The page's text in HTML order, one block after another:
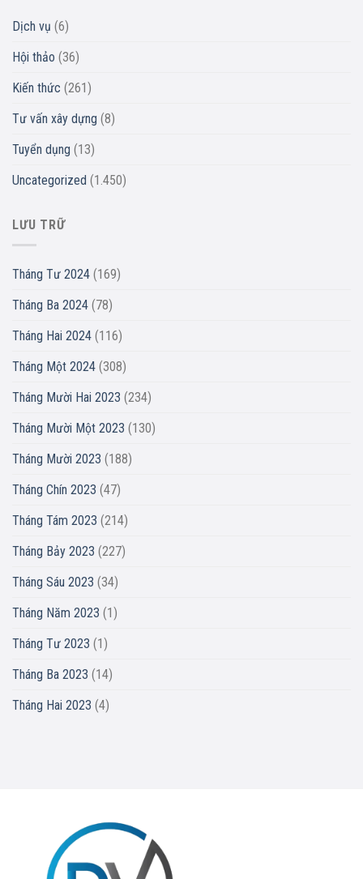
Dịch vụ (6)
Hội thảo (36)
Kiến thức (261)
Tư vấn xây dựng (8)
Tuyển dụng (13)
Uncategorized (1.450)
LƯU TRỮ
Tháng Tư 2024 (169)
Tháng Ba 2024 (78)
Tháng Hai 2024 (116)
Tháng Một 2024 (308)
Tháng Mười Hai 2023 (234)
Tháng Mười Một 2023 (130)
Tháng Mười 2023 (188)
Tháng Chín 2023 (47)
Tháng Tám 2023 (214)
Tháng Bảy 2023 (227)
Tháng Sáu 2023 (34)
Tháng Năm 2023 (1)
Tháng Tư 2023 (1)
Tháng Ba 2023 (14)
Tháng Hai 2023 (4)